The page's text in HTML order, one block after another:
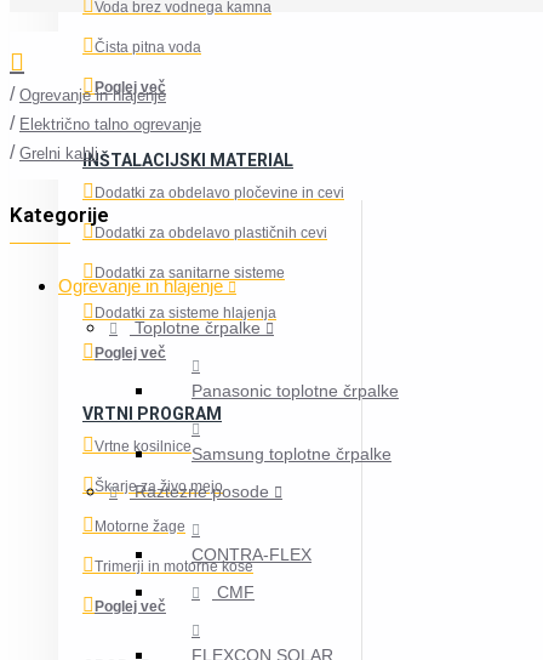
Voda brez vodnega kamna
Čista pitna voda
Poglej več
INŠTALACIJSKI MATERIAL
Dodatki za obdelavo pločevine in cevi
Dodatki za obdelavo plastičnih cevi
Dodatki za sanitarne sisteme
Dodatki za sisteme hlajenja
Poglej več
VRTNI PROGRAM
Vrtne kosilnice
Škarje za živo mejo
Motorne žage
Trimerji in motorne kose
Poglej več
Ogrevanje in hlajenje
Električno talno ogrevanje
Grelni kabli
Kategorije
Ogrevanje in hlajenje
Toplotne črpalke
Panasonic toplotne črpalke
Samsung toplotne črpalke
Raztezne posode
CONTRA-FLEX
CMF
FLEXCON SOLAR